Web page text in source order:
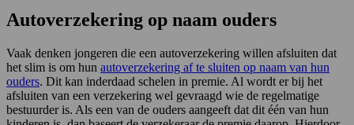
Autoverzekering op naam ouders
Vaak denken jongeren die een autoverzekering willen afsluiten dat
het slim is om hun autoverzekering af te sluiten op naam van hun
ouders. Dit kan inderdaad schelen in premie. Al wordt er bij het
afsluiten van een verzekering wel gevraagd wie de regelmatige
bestuurder is. Als een van de ouders aangeeft dat dit één van hun